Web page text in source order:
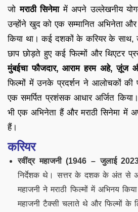
जो मराठी सिनेमामें अपने उल्लेखनीय
उन्होंने खुद को एक सम्मानित अभिनेता
किया था। कई दशकों के करियर के साथ,
छाप छोड़ते हुए कई फिल्मों और थिएटर
मुंबईचा फौजदार, आराम हरम अहे, ज़ूंज
फिल्मों में उनके प्रदर्शन ने आलोचकों की
एक समर्पित प्रशंसक आधार अर्जित
भी एक अभिनेता हैं और मराठी सिनेमा में
हैं।
करियर
रवींद्र महाजनी (1946 – जुलाई
निर्देशक थे। सत्तर के दशक के अंत से
महाजनी ने मराठी फिल्मों में अभिनय
महाजनी टैक्सी चलाते थे और फिल्मों के